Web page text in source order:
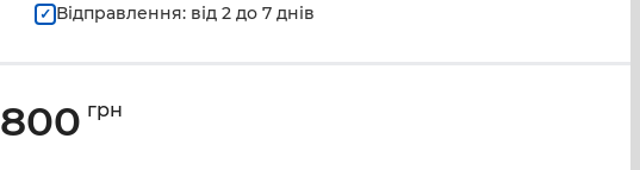
Відправлення: від 2 до 7 днів
800 грн